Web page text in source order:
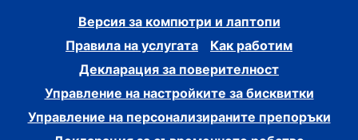
Версия за компютри и лаптопи
Правила на услугата
Как работим
Декларация за поверителност
Управление на настройките за бисквитки
Управление на персонализираните препоръки